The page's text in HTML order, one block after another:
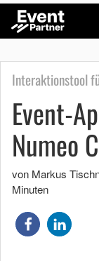
Interaktionstool
Event-
Numeo
von Markus
Minuten